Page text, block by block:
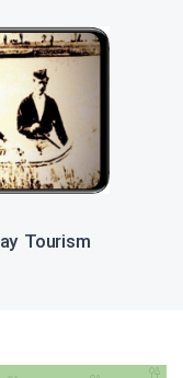
Tourism